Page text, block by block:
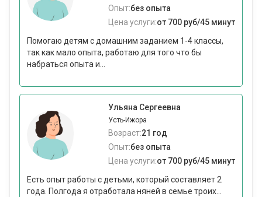
Опыт:без опыта
Цена услуги:от 700 руб/45 минут
Помогаю детям с домашним заданием 1-4 классы,
так как мало опыта, работаю для того что бы
набраться опыта и...
Ульяна Сергеевна
Усть-Ижора
Возраст:21 год
Опыт:без опыта
Цена услуги:от 700 руб/45 минут
Есть опыт работы с детьми, который составляет 2
года. Полгода я отработала няней в семье троих...